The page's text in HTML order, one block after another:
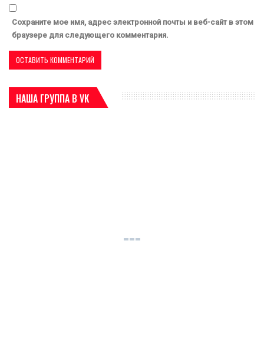
Сохраните мое имя, адрес электронной почты и веб-сайт в этом
браузере для следующего комментария.
НАША ГРУППА В VK